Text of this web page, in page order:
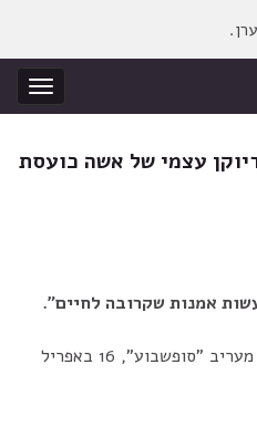
החלף
ניווט
עצמי של אשה כועסת
אמנות שקרובה לחיים".
אביב גדג' בשיחה עם אלון הדר. מעריב "סופשבוע", 16 באפריל